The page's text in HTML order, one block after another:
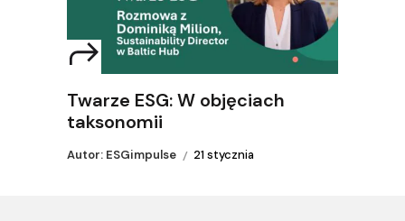
Twarze ESG: W objęciach
taksonomii
Autor: ESGimpulse 21 stycznia